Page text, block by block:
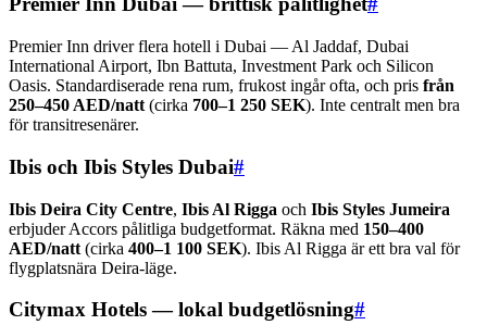
Premier Inn driver flera hotell i Dubai — Al Jaddaf, Dubai
International Airport, Ibn Battuta, Investment Park och Silicon
Oasis. Standardiserade rena rum, frukost ingår ofta, och pris från
250–450 AED/natt (cirka 700–1 250 SEK). Inte centralt men bra
för transitresenärer.
Ibis och Ibis Styles Dubai#
Ibis Deira City Centre, Ibis Al Rigga och Ibis Styles Jumeira
erbjuder Accors pålitliga budgetformat. Räkna med 150–400
AED/natt (cirka 400–1 100 SEK). Ibis Al Rigga är ett bra val för
flygplatsnära Deira-läge.
Citymax Hotels — lokal budgetlösning#